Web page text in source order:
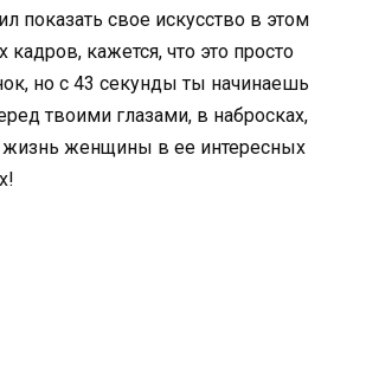
показать свое искусство в этом
кажется, что это просто
но с 43 секунды ты начинаешь
твоими глазами, в набросках,
жизнь женщины в ее интересных